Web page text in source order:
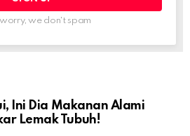
we don't spam
Ini Dia Makanan Alami
Lemak Tubuh!